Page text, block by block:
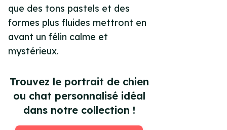
que des tons pastels et des
formes plus fluides mettront en
avant un félin calme et
mystérieux.
Trouvez le portrait de chien
ou chat personnalisé idéal
dans notre collection !